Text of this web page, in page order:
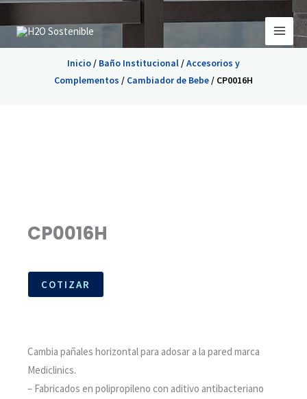
al
contenido
Inicio/ Baño Institucional/Accesorios y
Complementos / Cambiador de Bebe/ CP0016H
CP0016H
COTIZAR
Cambia pañales horizontal para adosar a la pared marca
Mediclinics.
– Fabricados en polipropileno con aditivo antibacteriano